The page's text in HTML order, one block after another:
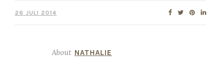
26 JULI 2014
About NATHALIE